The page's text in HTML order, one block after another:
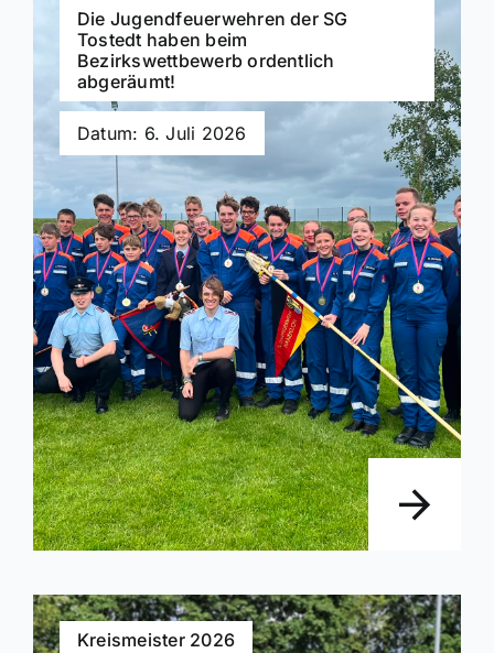
Die Jugendfeuerwehren der SG
Tostedt haben beim
Bezirkswettbewerb ordentlich
abgeräumt!
Datum: 6. Juli 2026
Kreismeister 2026